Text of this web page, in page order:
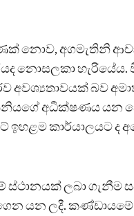
නොව, අගමැතිනි
නොසලකා
අවශ්‍යතාවයක් බව
අධීක්ෂණය
කාර්යාලයට ද
ලබා ගැනීම
යන ලදී. කණ්ඩායමේ